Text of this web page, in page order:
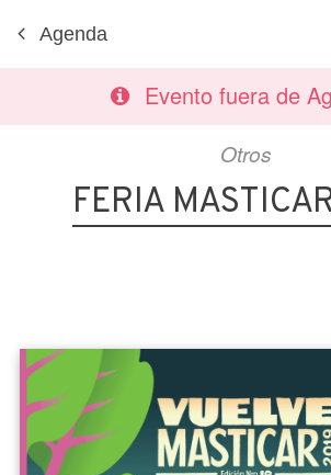
Agenda
Evento fuera de
Otros
FERIA